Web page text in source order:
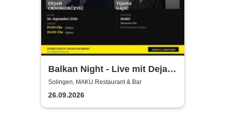
Balkan Night - Live mit Dejan
Crnogorevi & Tijana Gaji
Solingen, MAKU Restaurant & Bar
26.09.2026